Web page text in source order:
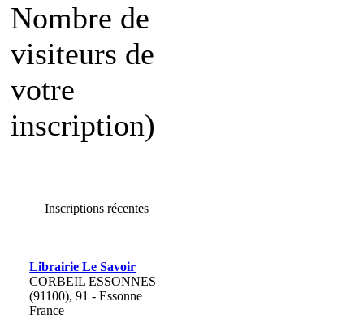
Nombre de
visiteurs de
votre
inscription)
Inscriptions récentes
Librairie Le Savoir
CORBEIL ESSONNES
(91100), 91 - Essonne
France